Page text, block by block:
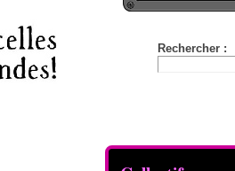
Rechercher :